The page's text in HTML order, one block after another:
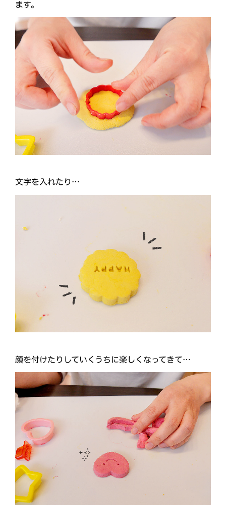
ます。
文字を入れたり…
顔を付けたりしていくうちに楽しくなってきて…